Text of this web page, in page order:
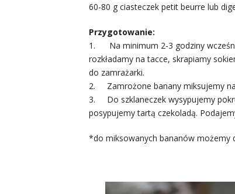
60-80 g ciasteczek petit beurre lub
Przygotowanie:
1. Na minimum 2-3 godziny
rozkładamy na tacce, skrapiamy
do zamrażarki.
2. Zamrożone banany miksujemy na
3. Do szklaneczek wysypujemy
posypujemy tartą czekoladą.
*do miksowanych bananów możemy